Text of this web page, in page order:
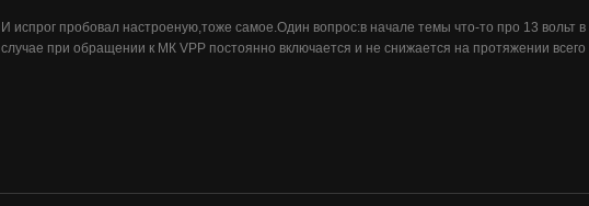
И испрог пробовал настроеную,тоже самое.Один вопрос:в начале темы что-то про 13 вольт
случае при обращении к МК VPP постоянно включается и не снижается на протяжении